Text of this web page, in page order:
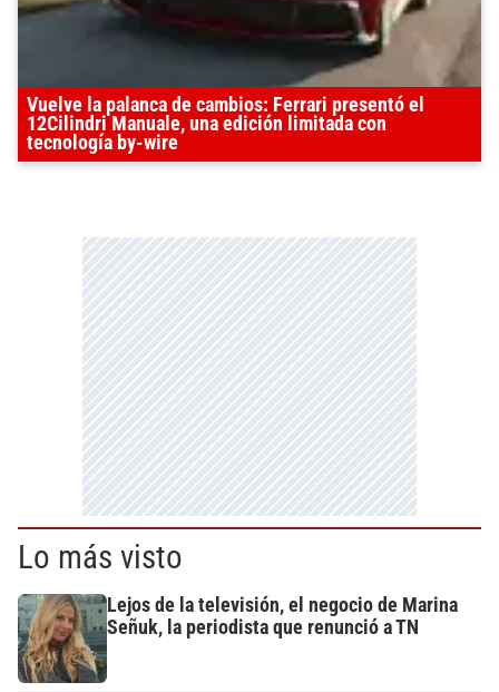
Vuelve la palanca de cambios: Ferrari presentó el
12Cilindri Manuale, una edición limitada con
tecnología by-wire
Lo más visto
Lejos de la televisión, el negocio de Marina
Señuk, la periodista que renunció a TN